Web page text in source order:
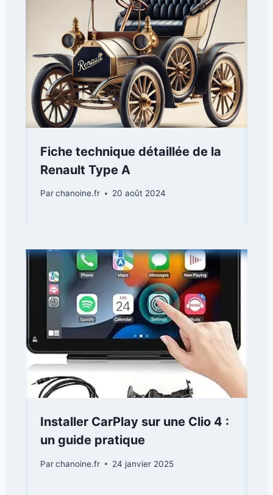
Fiche technique détaillée de la
Renault Type A
Parchanoine.fr 20 août 2024
Installer CarPlay sur une Clio 4 :
un guide pratique
Parchanoine.fr 24 janvier 2025